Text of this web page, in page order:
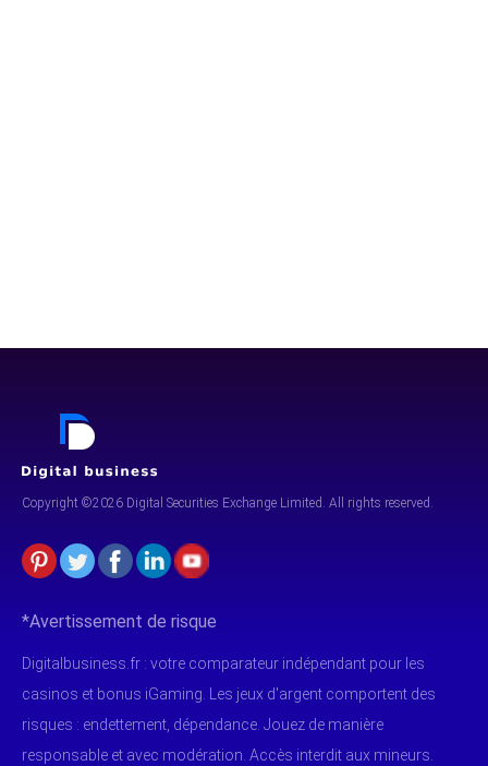
Copyright ©2026 Digital Securities Exchange Limited. All rights reserved.
*Avertissement de risque
Digitalbusiness.fr : votre comparateur indépendant pour les
casinos et bonus iGaming. Les jeux d'argent comportent des
risques : endettement, dépendance. Jouez de manière
responsable et avec modération. Accès interdit aux mineurs.